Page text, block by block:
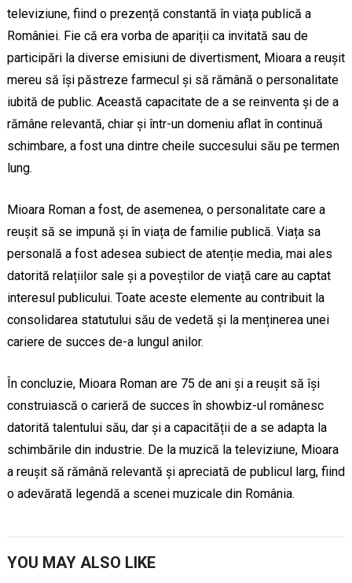
televiziune, fiind o prezență constantă în viața publică a
României. Fie că era vorba de apariții ca invitată sau de
participări la diverse emisiuni de divertisment, Mioara a reușit
mereu să își păstreze farmecul și să rămână o personalitate
iubită de public. Această capacitate de a se reinventa și de a
rămâne relevantă, chiar și într-un domeniu aflat în continuă
schimbare, a fost una dintre cheile succesului său pe termen
lung.
Mioara Roman a fost, de asemenea, o personalitate care a
reușit să se impună și în viața de familie publică. Viața sa
personală a fost adesea subiect de atenție media, mai ales
datorită relațiilor sale și a poveștilor de viață care au captat
interesul publicului. Toate aceste elemente au contribuit la
consolidarea statutului său de vedetă și la menținerea unei
cariere de succes de-a lungul anilor.
În concluzie, Mioara Roman are 75 de ani și a reușit să își
construiască o carieră de succes în showbiz-ul românesc
datorită talentului său, dar și a capacității de a se adapta la
schimbările din industrie. De la muzică la televiziune, Mioara
a reușit să rămână relevantă și apreciată de publicul larg, fiind
o adevărată legendă a scenei muzicale din România.
YOU MAY ALSO LIKE